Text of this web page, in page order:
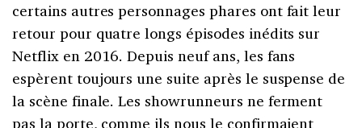
certains autres personnages phares ont fait leur
retour pour quatre longs épisodes inédits sur
Netflix en 2016. Depuis neuf ans, les fans
espèrent toujours une suite après le suspense de
la scène finale. Les showrunneurs ne ferment
pas la porte, comme ils nous le confirmaient